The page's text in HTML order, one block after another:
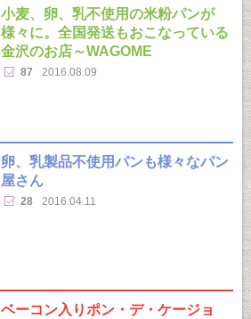
小麦、卵、乳不使用の米粉パンが
様々に。全国発送もおこなっている
金沢のお店～WAGOME
87 2016.08.09
卵、乳製品不使用パンも様々なパン
屋さん
28 2016.04.11
ベーコン入りポン・デ・ケージョ